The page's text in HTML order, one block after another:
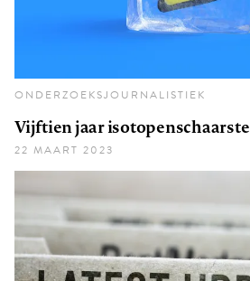
ONDERZOEKSJOURNALISTIEK
Vijftien jaar isotopenschaarste
22 MAART 2023